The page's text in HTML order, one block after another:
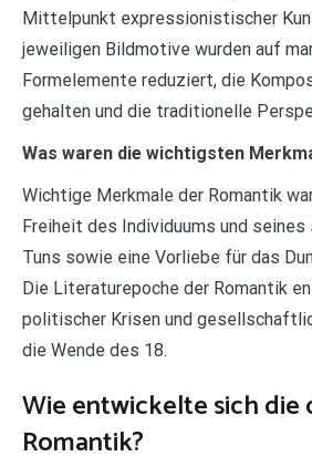
Mittelpunkt expressionistischer
jeweiligen Bildmotive wurden auf
Formelemente reduziert, die
gehalten und die traditionelle
Was waren die wichtigsten
Wichtige Merkmale der Romantik
Freiheit des Individuums und
Tuns sowie eine Vorliebe für das
Die Literaturepoche der Romantik
politischer Krisen und
die Wende des 18.
Wie entwickelte sich die
Romantik?